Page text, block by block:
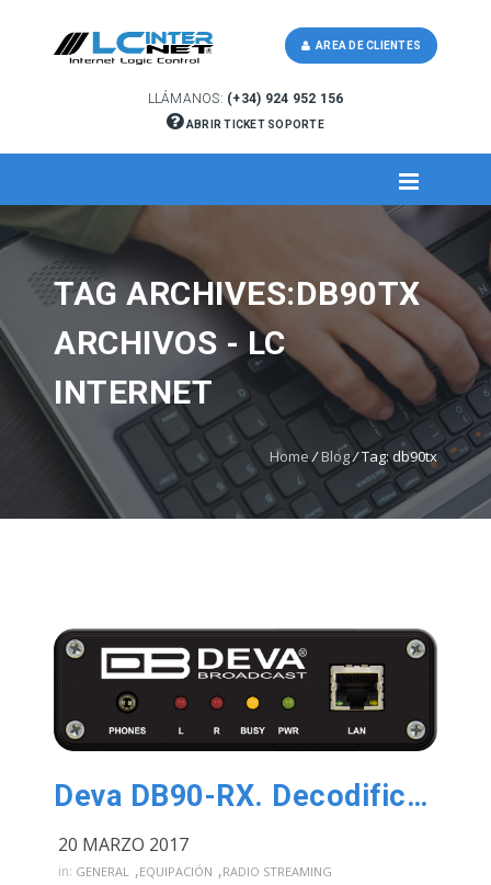
LLÁMANOS: (+34) 924 952 156
ABRIR TICKET SOPORTE
AREA DE CLIENTES
TAG ARCHIVES:DB90TX
ARCHIVOS - LC
INTERNET
Home/Blog/Tag: db90tx
Deva DB90-RX. Decodificador de Audio IP
20 MARZO 2017
in: GENERAL ,EQUIPACIÓN ,RADIO STREAMING